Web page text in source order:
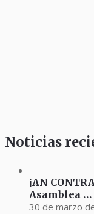
Noticias
¡AN
Asamblea …
30 de marzo